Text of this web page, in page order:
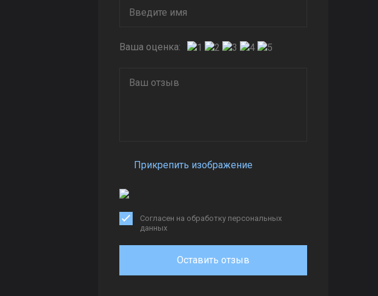
Ваша оценка:
Прикрепить изображение
Согласен на обработку персональных
данных
Оставить отзыв